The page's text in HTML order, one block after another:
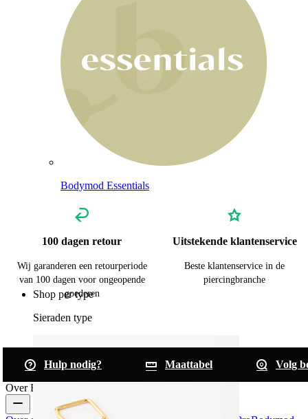
Bodymod Essentials
Koop 4, betaal 3
Shop per type
Sieraden type
100 dagen retour
Wij garanderen een retourperiode
van 100 dagen voor ongeopende
goederen
Uitstekende klantenservice
Beste klantenservice in de
piercingbranche
Hulp nodig? Maattabel
Volg
Over Bodymod